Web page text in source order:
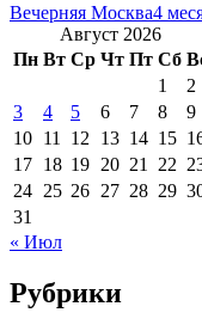
Вечерняя Москва4
Август 2026
Пн Вт Ср Чт Пт Сб
1
2
3
4 5 6 7 8
9
10 11 12 13 14 15
17 18 19 20 21 22
24 25 26 27 28 29
31
« Июл
Рубрики